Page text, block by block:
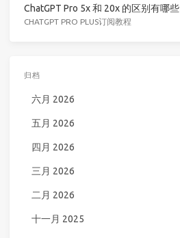
ChatGPT Pro 5x 和 20x 的区别有哪些
CHATGPT PRO PLUS订阅教程
归档
六月 2026
五月 2026
四月 2026
三月 2026
二月 2026
十一月 2025